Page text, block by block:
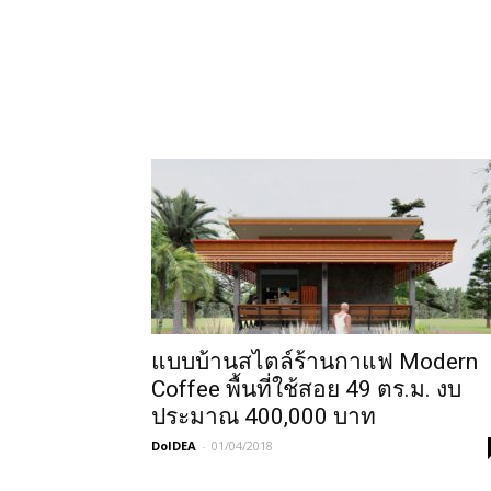
แบบบ้านสไตล์ร้านกาแฟ Modern
Coffee พื้นที่ใช้สอย 49 ตร.ม. งบ
ประมาณ 400,000 บาท
DoIDEA - 01/04/2018